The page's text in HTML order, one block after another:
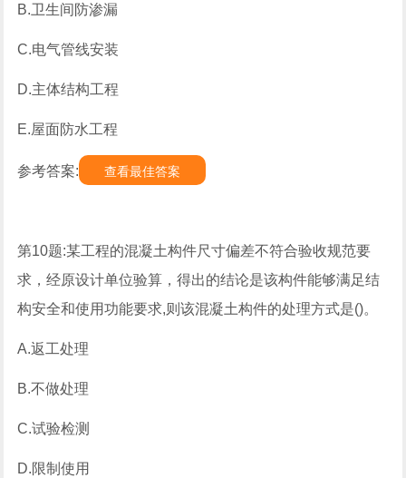
B.卫生间防渗漏
C.电气管线安装
D.主体结构工程
E.屋面防水工程
参考答案: 查看最佳答案
第10题:某工程的混凝土构件尺寸偏差不符合验收规范要
求，经原设计单位验算，得出的结论是该构件能够满足结
构安全和使用功能要求,则该混凝土构件的处理方式是()。
A.返工处理
B.不做处理
C.试验检测
D.限制使用